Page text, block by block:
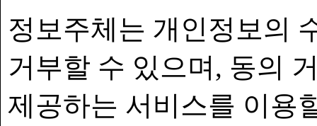
정보주체는 개인정보의
거부할 수 있으며, 동의
제공하는 서비스를 이용